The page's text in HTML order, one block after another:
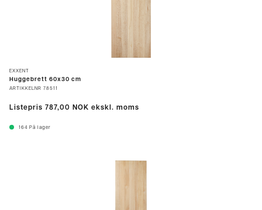
EXXENT
Huggebrett 60x30 cm
ARTIKKELNR 78511
Listepris 787,00 NOK ekskl. moms
164 På lager